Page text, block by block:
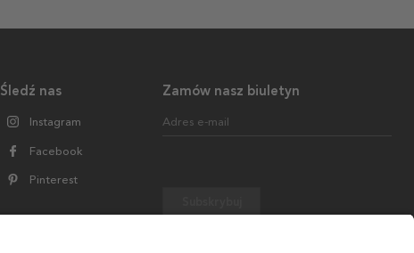
Zamów nasz biuletyn
Adres e-mail
Śledź nas
Instagram
Facebook
Pinterest